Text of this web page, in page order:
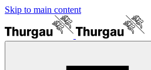
Skip to main content